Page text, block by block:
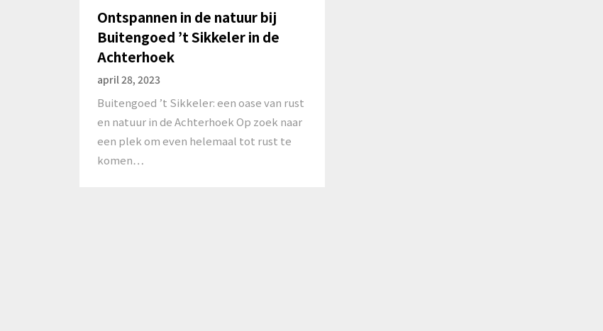
Ontspannen in de natuur bij
Buitengoed ’t Sikkeler in de
Achterhoek
april 28, 2023
Buitengoed ’t Sikkeler: een oase van rust
en natuur in de Achterhoek Op zoek naar
een plek om even helemaal tot rust te
komen…